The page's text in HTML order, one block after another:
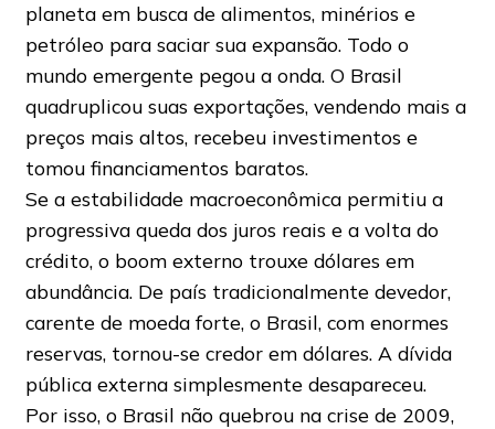
planeta em busca de alimentos, minérios e
petróleo para saciar sua expansão. Todo o
mundo emergente pegou a onda. O Brasil
quadruplicou suas exportações, vendendo mais a
preços mais altos, recebeu investimentos e
tomou financiamentos baratos.
Se a estabilidade macroeconômica permitiu a
progressiva queda dos juros reais e a volta do
crédito, o boom externo trouxe dólares em
abundância. De país tradicionalmente devedor,
carente de moeda forte, o Brasil, com enormes
reservas, tornou-se credor em dólares. A dívida
pública externa simplesmente desapareceu.
Por isso, o Brasil não quebrou na crise de 2009,